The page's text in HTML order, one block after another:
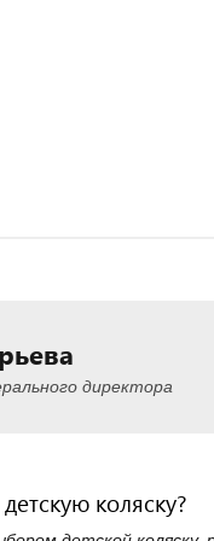
директора
коляску?